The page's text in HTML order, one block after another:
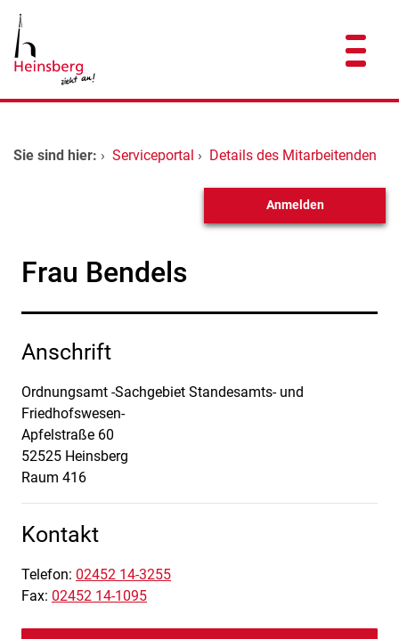
Zum Hauptinhalt springen
Zum Header
Zum Hauptinhalt
Zum Footer
Dienstleistungen A-Z
Sie sind hier: › Serviceportal › Details des Mitarbeitenden
Anmelden
Frau Bendels
Anschrift
Ordnungsamt -Sachgebiet Standesamts- und
Friedhofswesen-
Apfelstraße 60
52525 Heinsberg
Raum 416
Kontakt
Telefon: 02452 14-3255
Fax: 02452 14-1095